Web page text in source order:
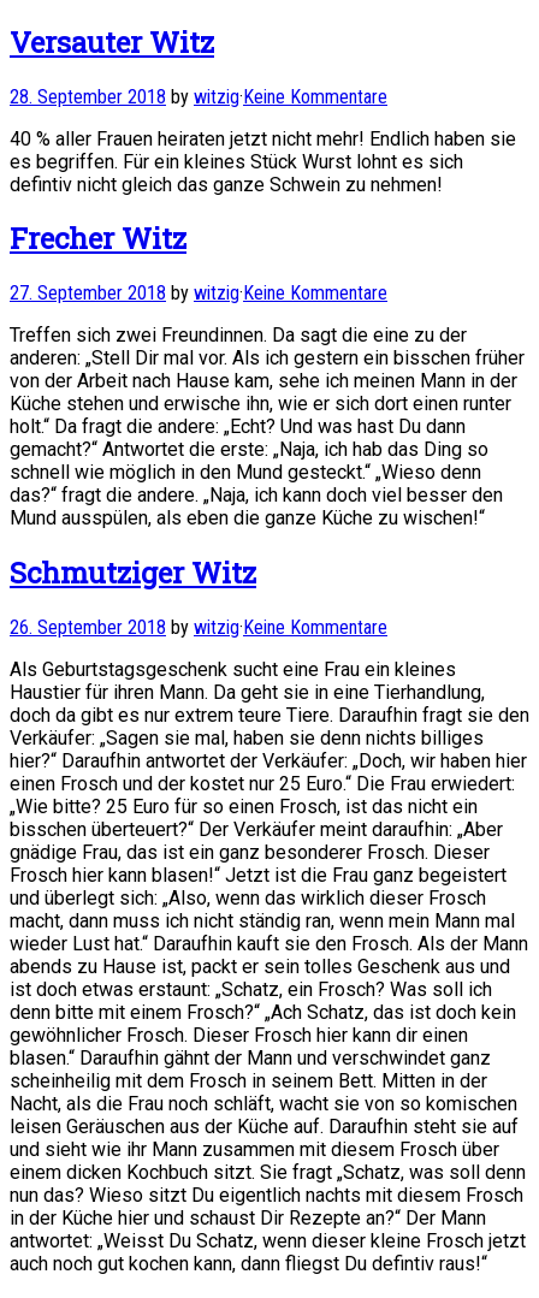
Versauter Witz
28. September 2018 by witzig·Keine Kommentare
40 % aller Frauen heiraten jetzt nicht mehr! Endlich haben sie
es begriffen. Für ein kleines Stück Wurst lohnt es sich
defintiv nicht gleich das ganze Schwein zu nehmen!
Frecher Witz
27. September 2018 by witzig· Keine Kommentare
Treffen sich zwei Freundinnen. Da sagt die eine zu der
anderen: „Stell Dir mal vor. Als ich gestern ein bisschen früher
von der Arbeit nach Hause kam, sehe ich meinen Mann in der
Küche stehen und erwische ihn, wie er sich dort einen runter
holt.“ Da fragt die andere: „Echt? Und was hast Du dann
gemacht?“ Antwortet die erste: „Naja, ich hab das Ding so
schnell wie möglich in den Mund gesteckt.“ „Wieso denn
das?“ fragt die andere. „Naja, ich kann doch viel besser den
Mund ausspülen, als eben die ganze Küche zu wischen!“
Schmutziger Witz
26. September 2018 by witzig·Keine Kommentare
Als Geburtstagsgeschenk sucht eine Frau ein kleines
Haustier für ihren Mann. Da geht sie in eine Tierhandlung,
doch da gibt es nur extrem teure Tiere. Daraufhin fragt sie den
Verkäufer: „Sagen sie mal, haben sie denn nichts billiges
hier?“ Daraufhin antwortet der Verkäufer: „Doch, wir haben hier
einen Frosch und der kostet nur 25 Euro.“ Die Frau erwiedert:
„Wie bitte? 25 Euro für so einen Frosch, ist das nicht ein
bisschen überteuert?“ Der Verkäufer meint daraufhin: „Aber
gnädige Frau, das ist ein ganz besonderer Frosch. Dieser
Frosch hier kann blasen!“ Jetzt ist die Frau ganz begeistert
und überlegt sich: „Also, wenn das wirklich dieser Frosch
macht, dann muss ich nicht ständig ran, wenn mein Mann mal
wieder Lust hat.“ Daraufhin kauft sie den Frosch. Als der Mann
abends zu Hause ist, packt er sein tolles Geschenk aus und
ist doch etwas erstaunt: „Schatz, ein Frosch? Was soll ich
denn bitte mit einem Frosch?“ „Ach Schatz, das ist doch kein
gewöhnlicher Frosch. Dieser Frosch hier kann dir einen
blasen.“ Daraufhin gähnt der Mann und verschwindet ganz
scheinheilig mit dem Frosch in seinem Bett. Mitten in der
Nacht, als die Frau noch schläft, wacht sie von so komischen
leisen Geräuschen aus der Küche auf. Daraufhin steht sie auf
und sieht wie ihr Mann zusammen mit diesem Frosch über
einem dicken Kochbuch sitzt. Sie fragt „Schatz, was soll denn
nun das? Wieso sitzt Du eigentlich nachts mit diesem Frosch
in der Küche hier und schaust Dir Rezepte an?“ Der Mann
antwortet: „Weisst Du Schatz, wenn dieser kleine Frosch jetzt
auch noch gut kochen kann, dann fliegst Du defintiv raus!“